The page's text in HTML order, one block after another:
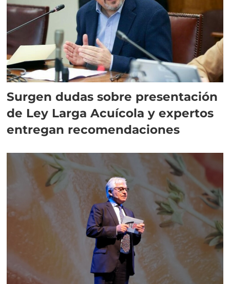
Surgen dudas sobre presentación
de Ley Larga Acuícola y expertos
entregan recomendaciones